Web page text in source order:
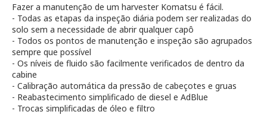
Fazer a manutenção de um harvester Komatsu é fácil.
- Todas as etapas da inspeção diária podem ser realizadas do
solo sem a necessidade de abrir qualquer capô
- Todos os pontos de manutenção e inspeção são agrupados
sempre que possível
- Os níveis de fluido são facilmente verificados de dentro da
cabine
- Calibração automática da pressão de cabeçotes e gruas
- Reabastecimento simplificado de diesel e AdBlue
- Trocas simplificadas de óleo e filtro